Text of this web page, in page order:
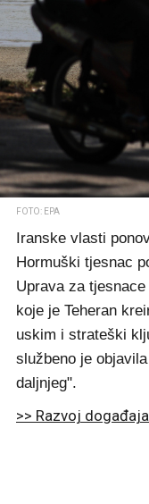
FOTO: EPA
Iranske vlasti
Hormuški tjesnac
Uprava za
koje je Teheran
uskim i strateški
službeno je
daljnjeg".
>> Razvoj